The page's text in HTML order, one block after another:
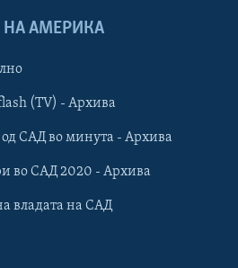
НА АМЕРИКА
(TV) - Архива
од САД во минута - Архива
во САД 2020 - Архива
владата на САД